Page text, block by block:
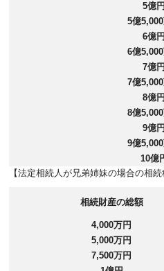
5億円
5億
6億円
6億
7億円
7億
8億円
8億
9億円
9億
10億
【法定相続人が兄弟姉妹の場合の相続
相続財産の総額
4,000万円
5,000万円
7,500万円